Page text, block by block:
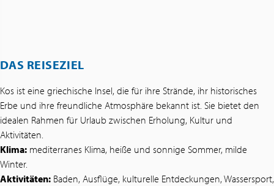
DAS REISEZIEL
Kos ist eine griechische Insel, die für ihre Strände, ihr historisches
Erbe und ihre freundliche Atmosphäre bekannt ist. Sie bietet den
idealen Rahmen für Urlaub zwischen Erholung, Kultur und
Aktivitäten.
Klima: mediterranes Klima, heiße und sonnige Sommer, milde
Winter.
Aktivitäten: Baden, Ausflüge, kulturelle Entdeckungen, Wassersport,